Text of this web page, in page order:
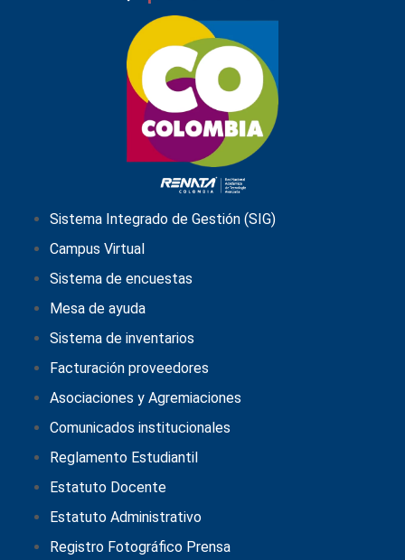
Sistema Integrado de Gestión (SIG)
Campus Virtual
Sistema de encuestas
Mesa de ayuda
Sistema de inventarios
Facturación proveedores
Asociaciones y Agremiaciones
Comunicados institucionales
Reglamento Estudiantil
Estatuto Docente
Estatuto Administrativo
Registro Fotográfico Prensa